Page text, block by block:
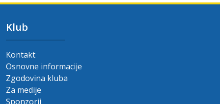
Klub
Kontakt
Osnovne informacije
Zgodovina kluba
Za medije
Sponzorji